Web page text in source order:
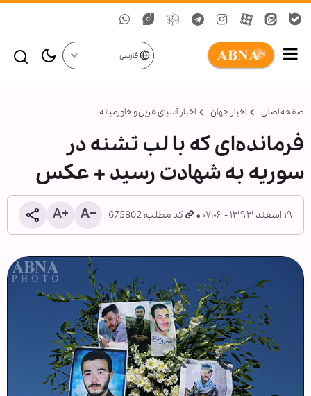
فارسی
صفحه اصلی اخبار جهان اخبار آسیای غربی و خاورمیانه
فرمانده‌ای که با لب تشنه در
سوریه به شهادت رسید + عکس
۱۹ اسفند ۱۳۹۳ - ۰۷:۰۶ کد مطلب: 675802